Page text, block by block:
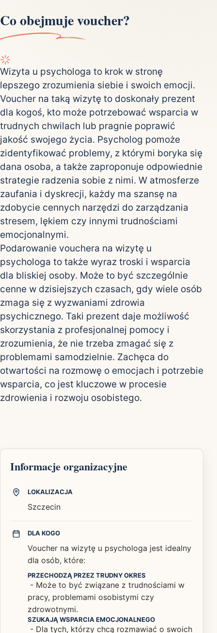
Co obejmuje voucher?
Wizyta u psychologa to krok w stronę
lepszego zrozumienia siebie i swoich emocji.
Voucher na taką wizytę to doskonały prezent
dla kogoś, kto może potrzebować wsparcia w
trudnych chwilach lub pragnie poprawić
jakość swojego życia. Psycholog pomoże
zidentyfikować problemy, z którymi boryka się
dana osoba, a także zaproponuje odpowiednie
strategie radzenia sobie z nimi. W atmosferze
zaufania i dyskrecji, każdy ma szansę na
zdobycie cennych narzędzi do zarządzania
stresem, lękiem czy innymi trudnościami
emocjonalnymi.
Podarowanie vouchera na wizytę u
psychologa to także wyraz troski i wsparcia
dla bliskiej osoby. Może to być szczególnie
cenne w dzisiejszych czasach, gdy wiele osób
zmaga się z wyzwaniami zdrowia
psychicznego. Taki prezent daje możliwość
skorzystania z profesjonalnej pomocy i
zrozumienia, że nie trzeba zmagać się z
problemami samodzielnie. Zachęca do
otwartości na rozmowę o emocjach i potrzebie
wsparcia, co jest kluczowe w procesie
zdrowienia i rozwoju osobistego.
Informacje organizacyjne
LOKALIZACJA
Szczecin
DLA KOGO
Voucher na wizytę u psychologa jest idealny
dla osób, które:
PRZECHODZĄ PRZEZ TRUDNY OKRES
- Może to być związane z trudnościami w
pracy, problemami osobistymi czy
zdrowotnymi.
SZUKAJĄ WSPARCIA EMOCJONALNEGO
- Dla tych, którzy chcą rozmawiać o swoich